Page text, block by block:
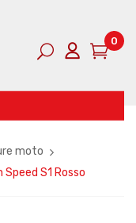
0
moto
S1 Rosso